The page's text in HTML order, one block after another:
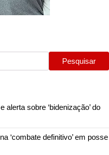
Pesquisar
alerta sobre ‘bidenização’ do
‘combate definitivo’ em posse